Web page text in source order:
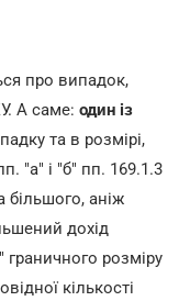
про випадок,
А саме: один із
та в розмірі,
"а" і "б" пп. 169.1.3
аніж
дохід
розміру
кількості